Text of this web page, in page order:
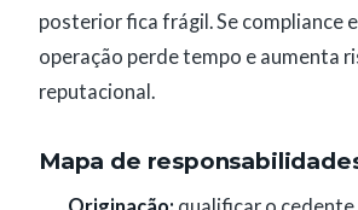
posterior fica frágil. Se compliance
operação perde tempo e aumenta
reputacional.
Mapa de